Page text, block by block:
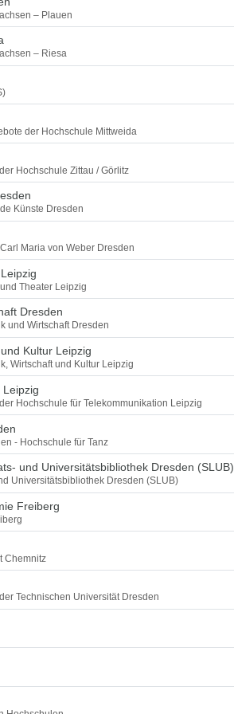
– Plauen
– Riesa
der Hochschule Mittweida
Hochschule Zittau / Görlitz
Künste Dresden
Maria von Weber Dresden
Theater Leipzig
Dresden
und Wirtschaft Dresden
Kultur Leipzig
Wirtschaft und Kultur Leipzig
Leipzig
Hochschule für Telekommunikation Leipzig
- Hochschule für Tanz
und Universitätsbibliothek Dresden (SLUB)
Universitätsbibliothek Dresden (SLUB)
Freiberg
Chemnitz
Technischen Universität Dresden